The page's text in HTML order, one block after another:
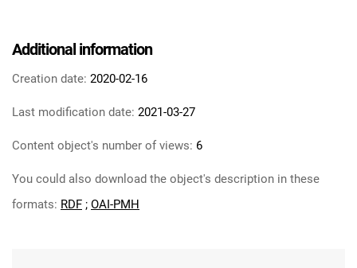
Additional information
Creation date: 2020-02-16
Last modification date: 2021-03-27
Content object's number of views: 6
You could also download the object's description in these
formats: RDF ; OAI-PMH